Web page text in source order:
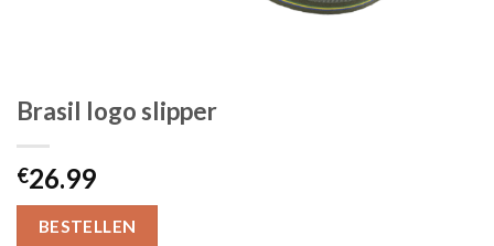
Brasil logo slipper
€26.99
BESTELLEN